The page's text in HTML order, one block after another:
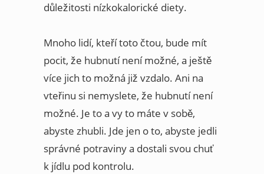
důležitosti nízkokalorické diety.
Mnoho lidí, kteří toto čtou, bude mít
pocit, že hubnutí není možné, a ještě
více jich to možná již vzdalo. Ani na
vteřinu si nemyslete, že hubnutí není
možné. Je to a vy to máte v sobě,
abyste zhubli. Jde jen o to, abyste jedli
správné potraviny a dostali svou chuť
k jídlu pod kontrolu.